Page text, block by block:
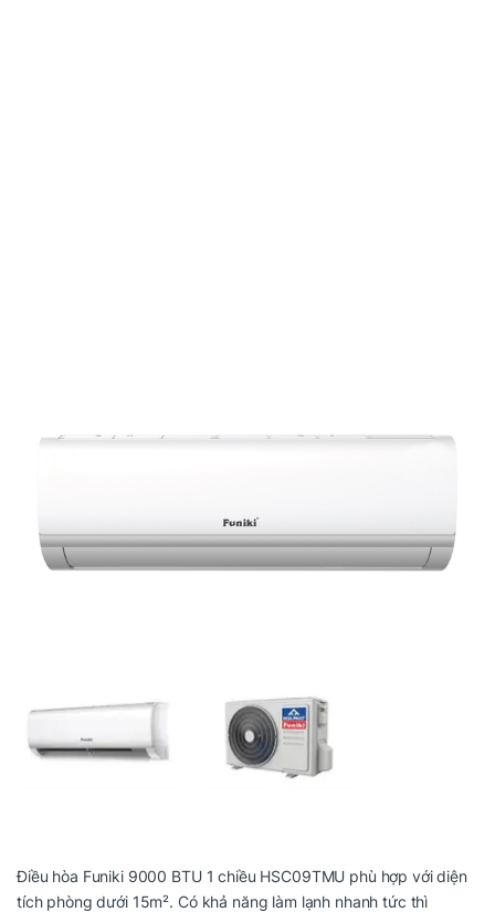
Điều hòa Funiki 9000 BTU 1 chiều HSC09TMU phù hợp với diện
tích phòng dưới 15m². Có khả năng làm lạnh nhanh tức thì